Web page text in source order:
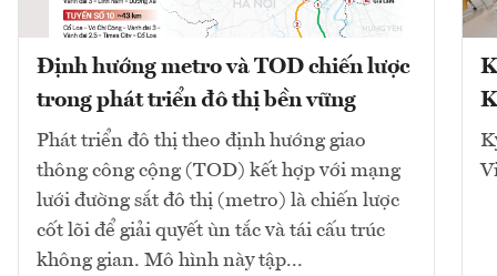
Định hướng metro và TOD chiến lược
trong phát triển đô thị bền vững
Phát triển đô thị theo định hướng giao
thông công cộng (TOD) kết hợp với mạng
lưới đường sắt đô thị (metro) là chiến lược
cốt lõi để giải quyết ùn tắc và tái cấu trúc
không gian. Mô hình này tập...